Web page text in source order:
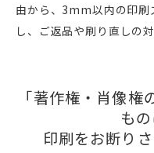
由から、3mm以内の印刷
し、ご返品や刷り直しの
「著作権・肖像
も
印刷をお断り